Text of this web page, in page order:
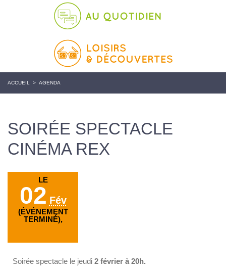
ACCUEIL > AGENDA
SOIRÉE SPECTACLE
CINÉMA REX
LE
02 Fév
(ÉVÉNEMENT
TERMINÉ),
Soirée spectacle le jeudi 2 février à 20h.